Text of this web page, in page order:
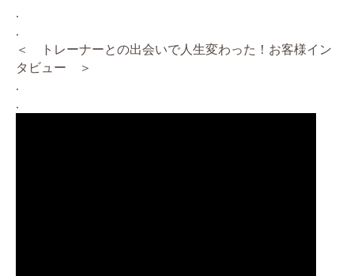
.
.
＜ トレーナーとの出会いで人生変わった！お客様イン
タビュー ＞
.
.